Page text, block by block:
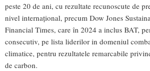
peste 20 de ani, cu rezultate recunoscute de
nivel internațional, precum Dow Jones
Financial Times, care în 2024 a inclus BAT,
consecutiv, pe lista liderilor in domeniul
climatice, pentru rezultatele remarcabile
de carbon.